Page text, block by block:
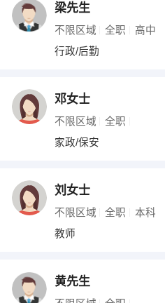
梁先生
不限区域 全职 高中
行政/后勤
邓女士
不限区域 全职
家政/保安
刘女士
不限区域 全职 本科
教师
黄先生